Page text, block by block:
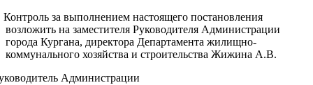
Контроль за выполнением настоящего постановления
возложить на заместителя Руководителя Администрации
города Кургана, директора Департамента жилищно-
коммунального хозяйства и строительства Жижина А.В.
Администрации